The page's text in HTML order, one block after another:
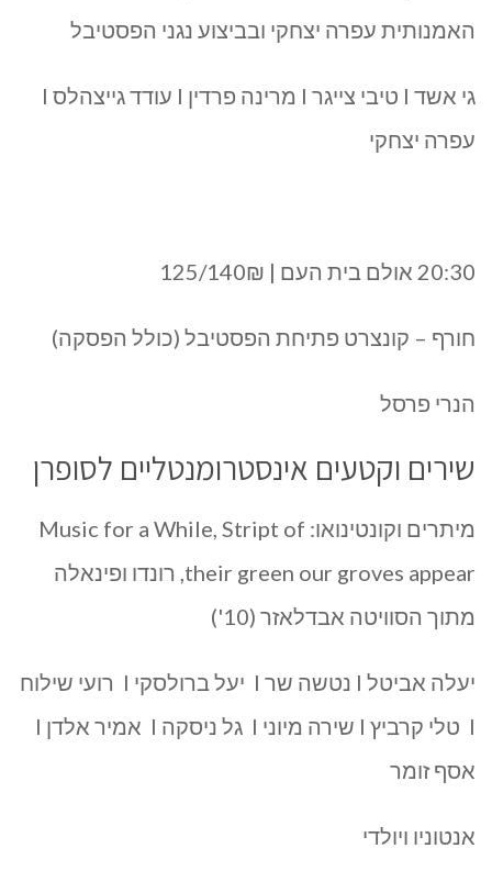
האמנותית עפרה יצחקי ובביצוע נגני הפסטיבל
גי אשד I טיבי צייגר I מרינה פרדין I עודד גייצהלס I
עפרה יצחקי
20:30 אולם בית העם | 125/140₪
חורף – קונצרט פתיחת הפסטיבל (כולל הפסקה)
הנרי פרסל
שירים וקטעים אינסטרומנטליים לסופרן
מיתרים וקונטינואו: Music for a While, Stript of
their green our groves appear, רונדו ופינאלה
מתוך הסוויטה אבדלאזר (10')
יעלה אביטל I נטשה שר I יעל ברולסקי I רועי שילוח
I טלי קרביץ I שירה מיוני I גל ניסקה I אמיר אלדן I
אסף זומר
אנטוניו ויולדי